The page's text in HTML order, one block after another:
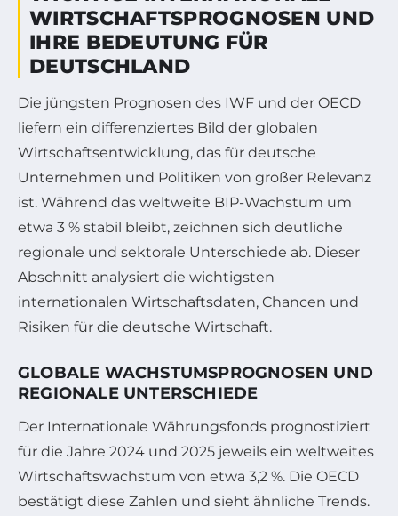
WIRTSCHAFTSPROGNOSEN UND
IHRE BEDEUTUNG FÜR
DEUTSCHLAND
Die jüngsten Prognosen des IWF und der OECD
liefern ein differenziertes Bild der globalen
Wirtschaftsentwicklung, das für deutsche
Unternehmen und Politiken von großer Relevanz
ist. Während das weltweite BIP-Wachstum um
etwa 3 % stabil bleibt, zeichnen sich deutliche
regionale und sektorale Unterschiede ab. Dieser
Abschnitt analysiert die wichtigsten
internationalen Wirtschaftsdaten, Chancen und
Risiken für die deutsche Wirtschaft.
GLOBALE WACHSTUMSPROGNOSEN UND
REGIONALE UNTERSCHIEDE
Der Internationale Währungsfonds prognostiziert
für die Jahre 2024 und 2025 jeweils ein weltweites
Wirtschaftswachstum von etwa 3,2 %. Die OECD
bestätigt diese Zahlen und sieht ähnliche Trends.